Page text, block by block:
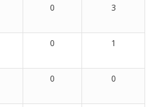
0 3
0 1
0 0